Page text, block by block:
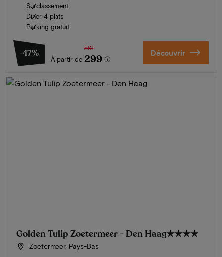
Surclassement
Dîner 4 plats
Parking gratuit
-47%
À partir de
561
299 Découvrir
Golden Tulip Zoetermeer - Den Haag★★★★
Zoetermeer, Pays-Bas